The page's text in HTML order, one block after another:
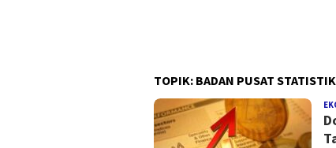
TOPIK: BADAN PUSAT